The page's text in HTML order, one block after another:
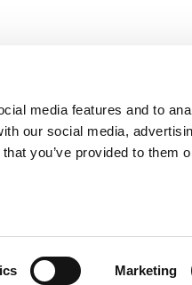
media features and to
our social media,
you’ve provided to them
Marketing
26185610, se sídlem na